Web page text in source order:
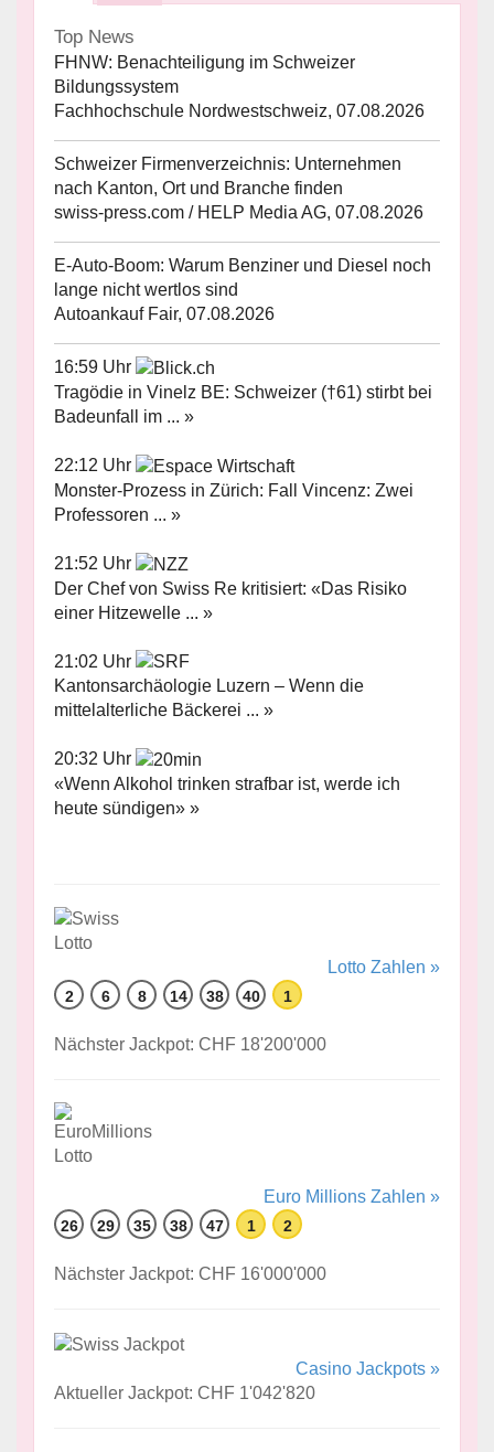
Top News
FHNW: Benachteiligung im Schweizer
Bildungssystem
Fachhochschule Nordwestschweiz, 07.08.2026
Schweizer Firmenverzeichnis: Unternehmen
nach Kanton, Ort und Branche finden
swiss-press.com / HELP Media AG, 07.08.2026
E-Auto-Boom: Warum Benziner und Diesel noch
lange nicht wertlos sind
Autoankauf Fair, 07.08.2026
16:59 Uhr
Tragödie in Vinelz BE: Schweizer (†61) stirbt bei
Badeunfall im ... »
22:12 Uhr
Monster-Prozess in Zürich: Fall Vincenz: Zwei
Professoren ... »
21:52 Uhr
Der Chef von Swiss Re kritisiert: «Das Risiko
einer Hitzewelle ... »
21:02 Uhr
Kantonsarchäologie Luzern – Wenn die
mittelalterliche Bäckerei ... »
20:32 Uhr
«Wenn Alkohol trinken strafbar ist, werde ich
heute sündigen» »
Lotto Zahlen »
2 6 8 14 38 40 1
Nächster Jackpot: CHF 18'200'000
Euro Millions Zahlen »
26 29 35 38 47 1 2
Nächster Jackpot: CHF 16'000'000
Casino Jackpots »
Aktueller Jackpot: CHF 1'042'820